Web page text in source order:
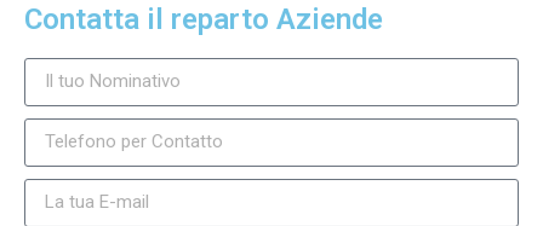
Contatta il reparto Aziende